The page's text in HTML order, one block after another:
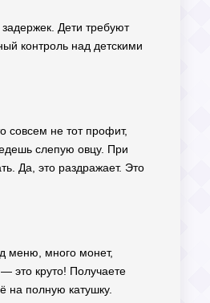
Дети требуют
контроль над детскими
совсем не тот профит,
слепую овцу. При
Да, это раздражает. Это
меню, много монет,
это круто! Получаете
на полную катушку.